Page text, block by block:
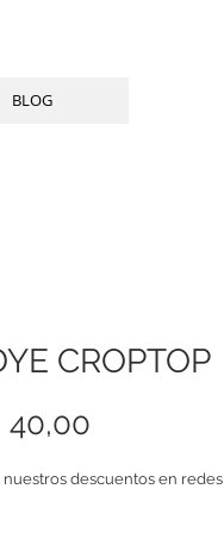
BLOG
CROPTOP
40,00
nuestros descuentos en redes